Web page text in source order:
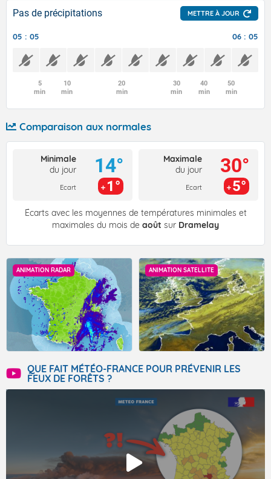
Pas de précipitations METTRE À JOUR
05 : 05 06 : 05
5
min
10
min
20
min
30
min
40
min
50
min
Comparaison aux normales
Minimale
du jour
Ecart
14°
1°
Maximale
du jour
Ecart
30°
5°
Écarts avec les moyennes de températures minimales et
maximales du mois de août sur Dramelay
ANIMATION RADAR ANIMATION SATELLITE
QUE FAIT MÉTÉO-FRANCE POUR PRÉVENIR LES
FEUX DE FORÊTS ?